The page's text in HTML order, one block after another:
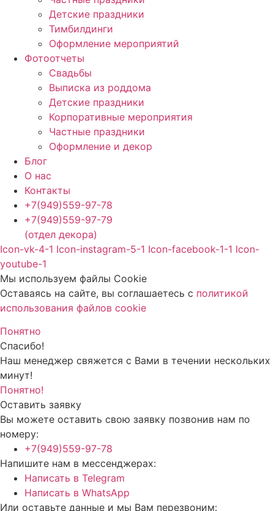
Детские праздники
Тимбилдинги
Оформление мероприятий
Фотоотчеты
Cвадьбы
Выписка из роддома
Детские праздники
Корпоративные мероприятия
Частные праздники
Оформление и декор
Блог
О нас
Контакты
+7(949)559-97-78
+7(949)559-97-79
(отдел декора)
Icon-vk-4-1 Icon-instagram-5-1 Icon-facebook-1-1 Icon-
youtube-1
Мы используем файлы Cookie
Оставаясь на сайте, вы соглашаетесь c политикой
использования файлов cookie
Понятно
Спасибо!
Наш менеджер свяжется с Вами в течении нескольких
минут!
Понятно!
Оставить заявку
Вы можете оставить свою заявку позвонив нам по
номеру:
+7(949)559-97-78
Напишите нам в мессенджерах:
Написать в Telegram
Написать в WhatsApp
Или оставьте данные и мы Вам перезвоним: